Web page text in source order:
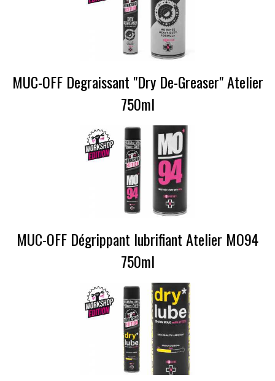
MUC-OFF Degraissant "Dry De-Greaser" Atelier
750ml
MUC-OFF Dégrippant lubrifiant Atelier MO94
750ml